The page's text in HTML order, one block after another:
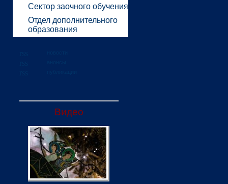
Сектор заочного обучения
Отдел дополнительного
образования
Видео